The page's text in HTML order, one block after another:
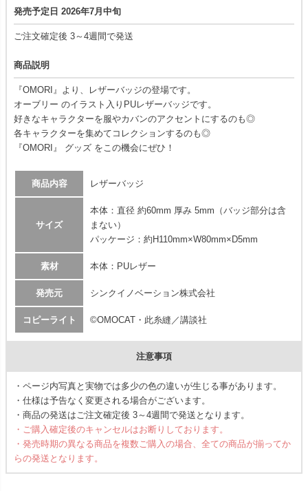
発売予定日 2026年7月中旬
ご注文確定後 3～4週間で発送
商品説明
『OMORI』より、レザーバッジの登場です。
オーブリー のイラスト入りPUレザーバッジです。
好きなキャラクターを服やカバンのアクセントにするのも◎
各キャラクターを集めてコレクションするのも◎
『OMORI』 グッズ をこの機会にぜひ！
商品内容 レザーバッジ
サイズ
本体：直径 約60mm 厚み 5mm（バッジ部分は含
まない）
パッケージ：約H110mm×W80mm×D5mm
素材 本体：PUレザー
発売元 シンクイノベーション株式会社
コピーライト ©OMOCAT・此糸縫／講談社
注意事項
・ページ内写真と実物では多少の色の違いが生じる事があります。
・仕様は予告なく変更される場合がございます。
・商品の発送はご注文確定後 3～4週間で発送となります。
・ご購入確定後のキャンセルはお断りしております。
・発売時期の異なる商品を複数ご購入の場合、全ての商品が揃ってか
らの発送となります。